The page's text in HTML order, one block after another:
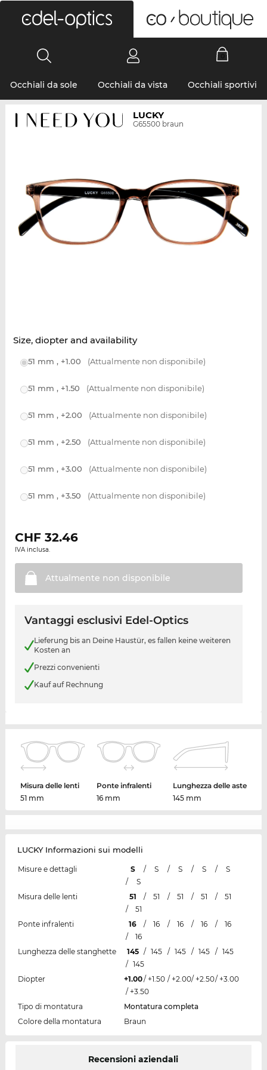
Occhiali da sole Occhiali da vista Occhiali sportivi
LUCKY
G65500 braun
Size, diopter and availability
51 mm , +1.00 (Attualmente non disponibile)
51 mm , +1.50 (Attualmente non disponibile)
51 mm , +2.00 (Attualmente non disponibile)
51 mm , +2.50 (Attualmente non disponibile)
51 mm , +3.00 (Attualmente non disponibile)
51 mm , +3.50 (Attualmente non disponibile)
CHF 32.46
IVA inclusa.
Attualmente non disponibile
Vantaggi esclusivi Edel-Optics
Lieferung bis an Deine Haustür, es fallen keine weiteren
Kosten an
Prezzi convenienti
Kauf auf Rechnung
Misura delle lenti
51 mm
Ponte infralenti
16 mm
Lunghezza delle aste
145 mm
LUCKY Informazioni sui modelli
Misure e dettagli S / S / S / S /
S
/
S
Misura delle lenti
51 / 51 / 51 / 51 /
51
/
51
Ponte infralenti
16 / 16 / 16 / 16 /
16
/
16
Lunghezza delle stanghette
145 / 145 / 145 / 145 / 145
/ 145
Diopter
+1.00/ +1.50 / +2.00/ +2.50/ +3.00
/ +3.50
Tipo di montatura
Montatura completa
Colore della montatura
Braun
Recensioni aziendali